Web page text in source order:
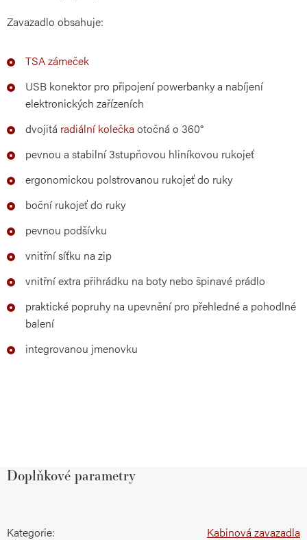
Zavazadlo obsahuje:
TSA zámeček
USB konektor pro připojení powerbanky a nabíjení
elektronických zařízeních
dvojitá radiální kolečka otočná o 360°
pevnou a stabilní 3stupňovou hliníkovou rukojeť
ergonomickou polstrovanou rukojeť do ruky
boční rukojeť do ruky
pevnou podšívku
vnitřní síťku na zip
vnitřní extra přihrádku na boty nebo špinavé prádlo
praktické popruhy na upevnění pro přehledné a pohodlné
balení
integrovanou jmenovku
Doplňkové parametry
Kategorie: Kabinová zavazadla